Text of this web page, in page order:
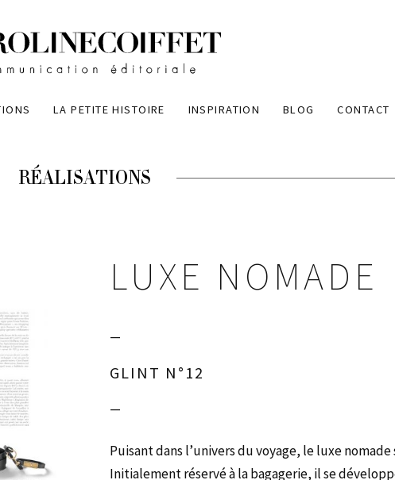
LA PETITE HISTOIRE INSPIRATION BLOG CONTACT
RÉALISATIONS
LUXE NOMADE
—
GLINT N°12
—
Puisant dans l’univers du voyage, le luxe nomade
Initialement réservé à la bagagerie, il se